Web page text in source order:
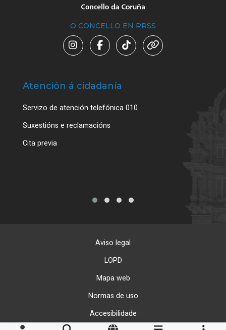
O CONCELLO EN RRSS
Atención á cidadanía
Servizo de atención telefónica 010
Suxestións e reclamacións
Cita previa
Aviso legal
LOPD
Mapa web
Normas de uso
Accesibilidade